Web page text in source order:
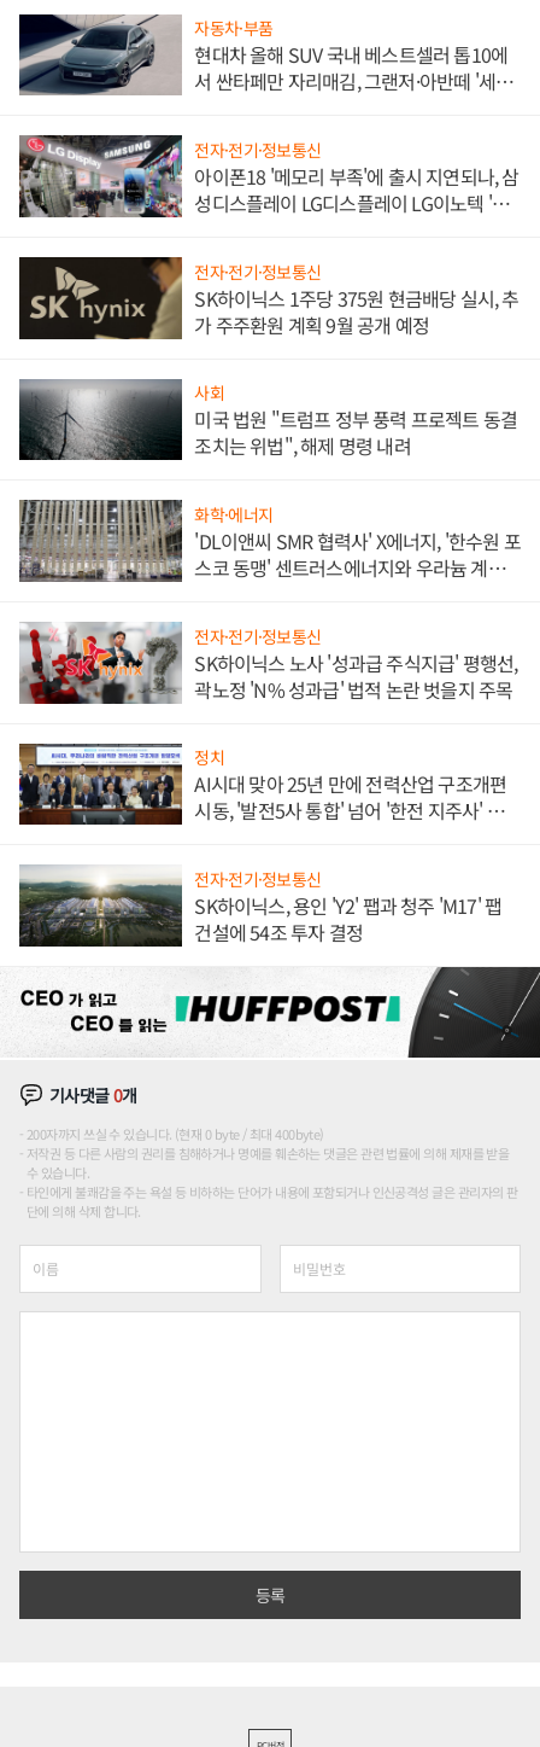
자동차·부품
현대차 올해 SUV 국내 베스트셀러 톱10에
서 싼타페만 자리매김, 그랜저·아반떼 '세단
전자·전기·정보통신
아이폰18 '메모리 부족'에 출시 지연되나, 삼
성디스플레이 LG디스플레이 LG이노텍 '탈
전자·전기·정보통신
SK하이닉스 1주당 375원 현금배당 실시, 추
가 주주환원 계획 9월 공개 예정
사회
미국 법원 "트럼프 정부 풍력 프로젝트 동결
조치는 위법", 해제 명령 내려
화학·에너지
'DL이앤씨 SMR 협력사' X에너지, '한수원 포
스코 동맹' 센트러스에너지와 우라늄 계약
전자·전기·정보통신
SK하이닉스 노사 '성과급 주식지급' 평행선,
곽노정 'N% 성과급' 법적 논란 벗을지 주목
정치
AI시대 맞아 25년 만에 전력산업 구조개편
시동, '발전5사 통합' 넘어 '한전 지주사' 재편
전자·전기·정보통신
SK하이닉스, 용인 'Y2' 팹과 청주 'M17' 팹
건설에 54조 투자 결정
기사댓글0개
200자까지 쓰실 수 있습니다. (현재 0 byte / 최대 400byte)
저작권 등 다른 사람의 권리를 침해하거나 명예를 훼손하는 댓글은 관련 법률에 의해 제재를 받을
수 있습니다.
타인에게 불쾌감을 주는 욕설 등 비하하는 단어가 내용에 포함되거나 인신공격성 글은 관리자의 판
단에 의해 삭제 합니다.